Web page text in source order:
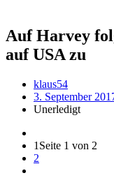
Auf Harvey
auf USA zu
klaus54
3. September
Unerledigt
1 Seite 1 von 2
2